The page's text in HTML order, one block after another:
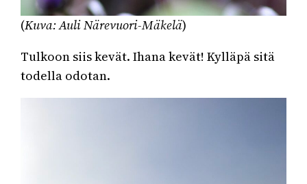
(Kuva: Auli Närevuori-Mäkelä)
Tulkoon siis kevät. Ihana kevät! Kylläpä sitä
todella odotan.